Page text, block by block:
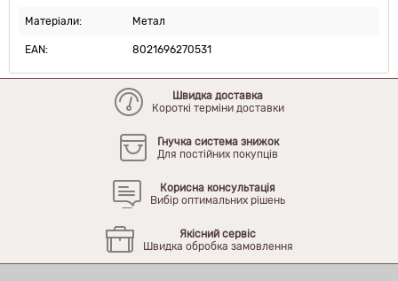
Матеріали: Метал
EAN: 8021696270531
Швидка доставка
Короткі терміни доставки
Гнучка система знижок
Для постійних покупців
Корисна консультація
Вибір оптимальних рішень
Якісний сервіс
Швидка обробка замовлення